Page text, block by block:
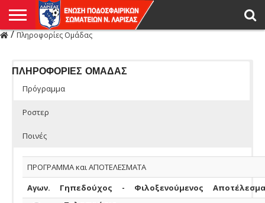
Η
/Πληροφορίες Ομάδας
ΠΛΗΡΟΦΟΡΙΕΣ ΟΜΑΔΑΣ
Πρόγραμμα
Ροστερ
Ποινές
ΠΡΟΓΡΑΜΜΑ και ΑΠΟΤΕΛΕΣΜΑΤΑ
Αγων.
Γηπεδούχος - Φιλοξενούμενος
Αποτέλεσμα